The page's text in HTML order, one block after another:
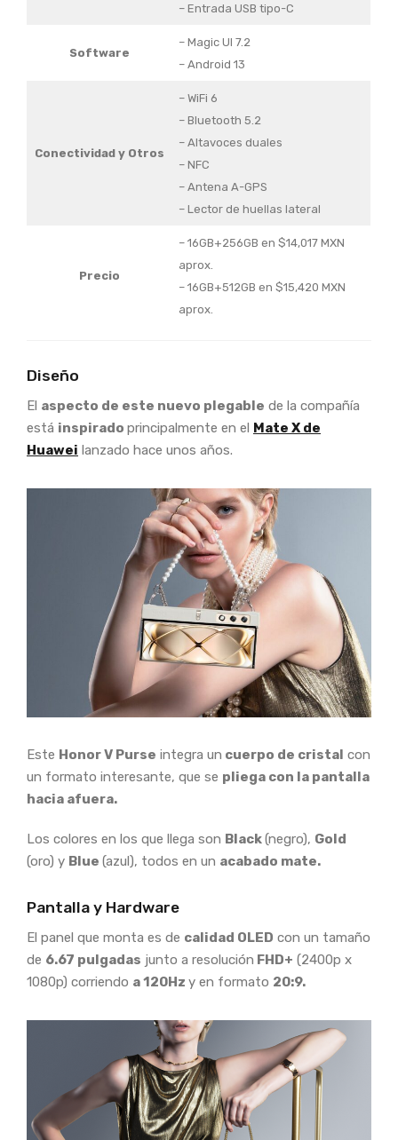
– Entrada USB tipo-C
Software
– Magic UI 7.2
– Android 13
Conectividad y Otros
– WiFi 6
– Bluetooth 5.2
– Altavoces duales
– NFC
– Antena A-GPS
– Lector de huellas lateral
Precio
– 16GB+256GB en $14,017 MXN
aprox.
– 16GB+512GB en $15,420 MXN
aprox.
Diseño
El aspecto de este nuevo plegable de la compañía
está inspirado principalmente en el Mate X de
Huawei lanzado hace unos años.
Este Honor V Purse integra un cuerpo de cristal con
un formato interesante, que se pliega con la pantalla
hacia afuera.
Los colores en los que llega son Black(negro), Gold
(oro) y Blue (azul), todos en un acabado mate.
Pantalla y Hardware
El panel que monta es de calidad OLED con un tamaño
de 6.67 pulgadas junto a resolución FHD+ (2400p x
1080p) corriendo a 120Hz y en formato 20:9.